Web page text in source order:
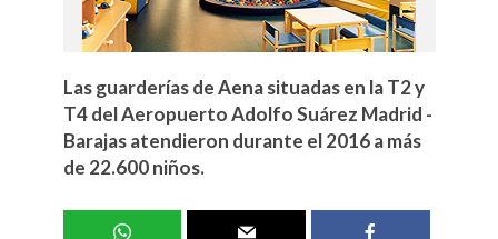
Las guarderías de Aena situadas en la T2 y
T4 del Aeropuerto Adolfo Suárez Madrid -
Barajas atendieron durante el 2016 a más
de 22.600 niños.